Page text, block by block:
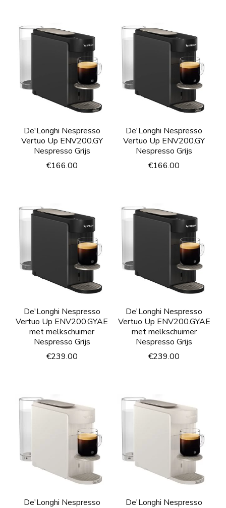
De'Longhi Nespresso
Vertuo Up ENV200.GY
Nespresso Grijs
€166.00
De'Longhi Nespresso
Vertuo Up ENV200.GY
Nespresso Grijs
€166.00
De'Longhi Nespresso
Vertuo Up ENV200.GYAE
met melkschuimer
Nespresso Grijs
€239.00
De'Longhi Nespresso
Vertuo Up ENV200.GYAE
met melkschuimer
Nespresso Grijs
€239.00
De'Longhi Nespresso
De'Longhi Nespresso